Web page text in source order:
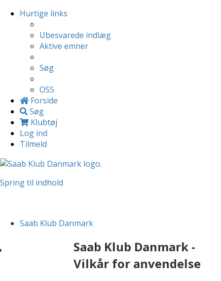
Hurtige links
Ubesvarede indlæg
Aktive emner
Søg
OSS
Forside
Søg
Klubtøj
Log ind
Tilmeld
Spring til indhold
Saab Klub Danmark
Saab Klub Danmark -
Vilkår for anvendelse